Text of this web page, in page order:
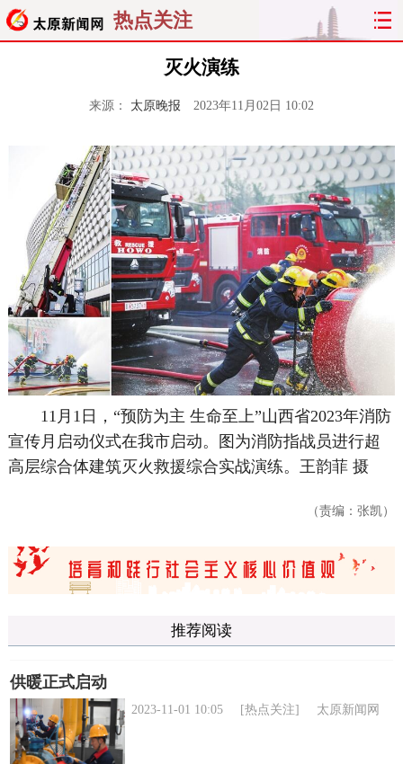
热点关注
灭火演练
来源： 太原晚报 2023年11月02日 10:02
11月1日，“预防为主 生命至上”山西省2023年消防
宣传月启动仪式在我市启动。图为消防指战员进行超
高层综合体建筑灭火救援综合实战演练。王韵菲 摄
（责编：张凯）
推荐阅读
供暖正式启动
2023-11-01 10:05 [热点关注] 太原新闻网